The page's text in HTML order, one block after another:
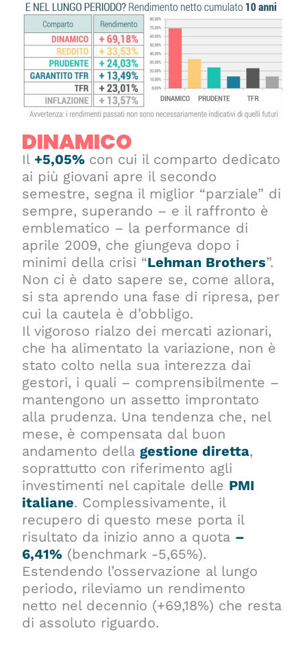
DINAMICO
Il +5,05% con cui il comparto dedicato
ai più giovani apre il secondo
semestre, segna il miglior “parziale” di
sempre, superando – e il raffronto è
emblematico – la performance di
aprile 2009, che giungeva dopo i
minimi della crisi “Lehman Brothers”.
Non ci è dato sapere se, come allora,
si sta aprendo una fase di ripresa, per
cui la cautela è d’obbligo.
Il vigoroso rialzo dei mercati azionari,
che ha alimentato la variazione, non è
stato colto nella sua interezza dai
gestori, i quali – comprensibilmente –
mantengono un assetto improntato
alla prudenza. Una tendenza che, nel
mese, è compensata dal buon
andamento dellagestione diretta,
soprattutto con riferimento agli
investimenti nel capitale delle PMI
italiane. Complessivamente, il
recupero di questo mese porta il
risultato da inizio anno a quota –
6,41% (benchmark -5,65%).
Estendendo l’osservazione al lungo
periodo, rileviamo un rendimento
netto nel decennio (+69,18%) che resta
di assoluto riguardo.